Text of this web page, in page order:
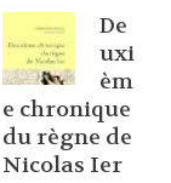
De
uxi
èm
e chronique
du règne de
Nicolas Ier